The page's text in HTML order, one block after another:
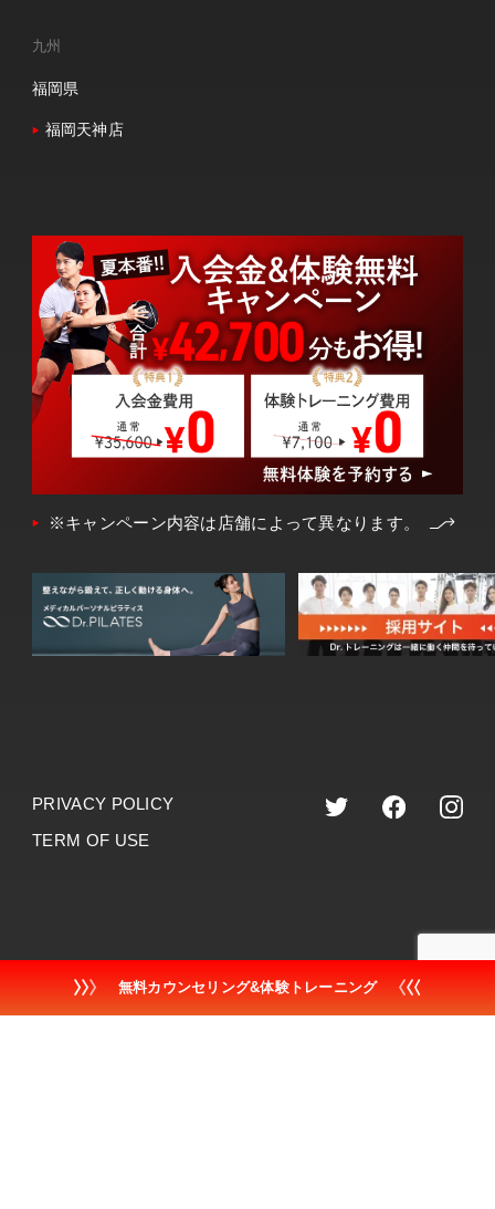
九州
福岡県
福岡天神店
※キャンペーン内容は店舗によって異なります。
PRIVACY POLICY
TERM OF USE
無料カウンセリング&体験トレーニング